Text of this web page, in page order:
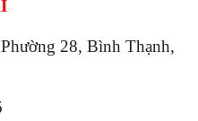
28, Bình Thạnh,